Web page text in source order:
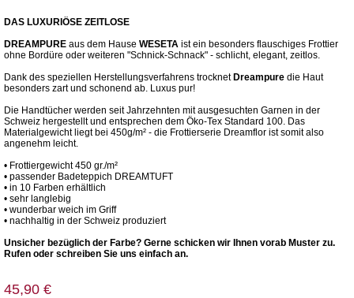
DAS LUXURIÖSE ZEITLOSE
DREAMPURE aus dem Hause WESETA ist ein besonders flauschiges Frottier
ohne Bordüre oder weiteren "Schnick-Schnack" - schlicht, elegant, zeitlos.
Dank des speziellen Herstellungsverfahrens trocknet Dreampure die Haut
besonders zart und schonend ab. Luxus pur!
Die Handtücher werden seit Jahrzehnten mit ausgesuchten Garnen in der
Schweiz hergestellt und entsprechen dem Öko-Tex Standard 100. Das
Materialgewicht liegt bei 450g/m² - die Frottierserie Dreamflor ist somit also
angenehm leicht.
• Frottiergewicht 450 gr./m²
• passender Badeteppich DREAMTUFT
• in 10 Farben erhältlich
• sehr langlebig
• wunderbar weich im Griff
• nachhaltig in der Schweiz produziert
Unsicher bezüglich der Farbe? Gerne schicken wir Ihnen vorab Muster zu.
Rufen oder schreiben Sie uns einfach an.
45,90 €